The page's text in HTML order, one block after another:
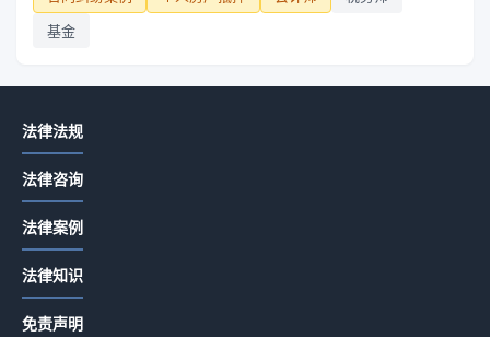
基金
法律法规
法律咨询
法律案例
法律知识
免责声明